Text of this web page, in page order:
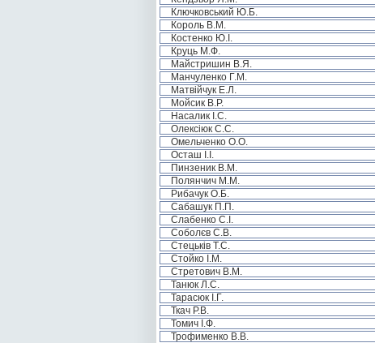
Ключковський Ю.Б.
Король В.М.
Костенко Ю.І.
Круць М.Ф.
Майстришин В.Я.
Манчуленко Г.М.
Матвійчук Е.Л.
Мойсик В.Р.
Насалик І.С.
Олексіюк С.С.
Омельченко О.О.
Осташ І.І.
Пинзеник В.М.
Полянчич М.М.
Рибачук О.Б.
Сабашук П.П.
Слабенко С.І.
Соболєв С.В.
Стецьків Т.С.
Стойко І.М.
Стретович В.М.
Танюк Л.С.
Тарасюк І.Г.
Ткач Р.В.
Томич І.Ф.
Трофименко В.В.